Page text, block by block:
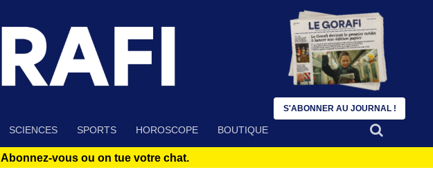
SCIENCES SPORTS HOROSCOPE BOUTIQUE
Abonnez-vous ou on tue votre chat.
S'ABONNER AU JOURNAL !